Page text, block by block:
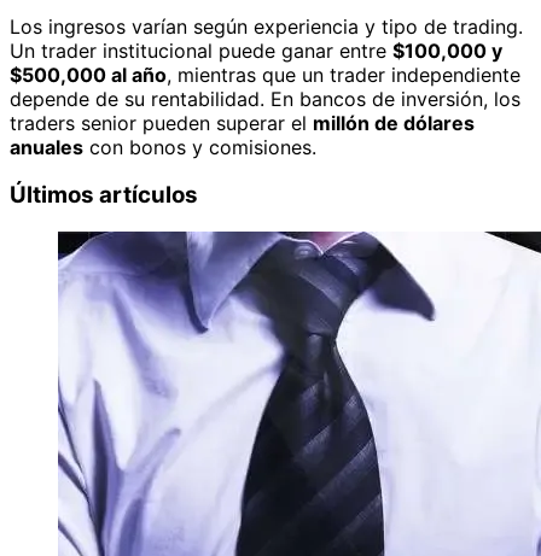
Los ingresos varían según experiencia y tipo de trading.
Un trader institucional puede ganar entre $100,000 y
$500,000 al año, mientras que un trader independiente
depende de su rentabilidad. En bancos de inversión, los
traders senior pueden superar el millón de dólares
anuales con bonos y comisiones.
Últimos artículos